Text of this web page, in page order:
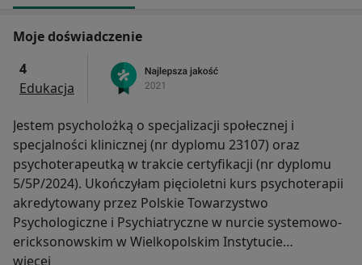
Moje doświadczenie
4
Edukacja
Jestem psycholożką o specjalizacji społecznej i
specjalności klinicznej (nr dyplomu 23107) oraz
psychoterapeutką w trakcie certyfikacji (nr dyplomu
5/5P/2024). Ukończyłam pięcioletni kurs psychoterapii
akredytowany przez Polskie Towarzystwo
Psychologiczne i Psychiatryczne w nurcie systemowo-
ericksonowskim w Wielkopolskim Instytucie
Psychoterapii w Poznaniu.
więcej